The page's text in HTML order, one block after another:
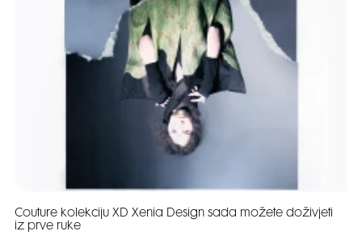
Couture kolekciju XD Xenia Design sada možete doživjeti
iz prve ruke